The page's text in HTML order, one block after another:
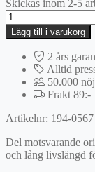
priset
319 kr.
Skickas inom 2-5
ABS-
givare
mängd
Lägg till i varukorg
2 års
Alltid
50.000
Frakt 89:-
Artikelnr: 194-0567
Del motsvarande
och lång livslängd